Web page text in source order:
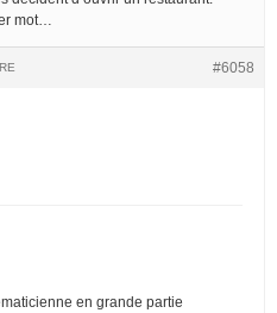
mot…
#6058
en grande partie